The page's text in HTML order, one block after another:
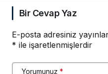
Bir Cevap Yaz
E-posta adresiniz
* ile işaretlenmişlerdir
Yorumunuz *